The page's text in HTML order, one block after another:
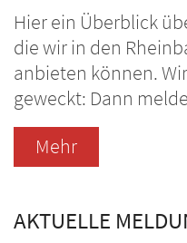
Hier ein Überblick
die wir in den
anbieten können.
geweckt: Dann
Mehr
AKTUELLE